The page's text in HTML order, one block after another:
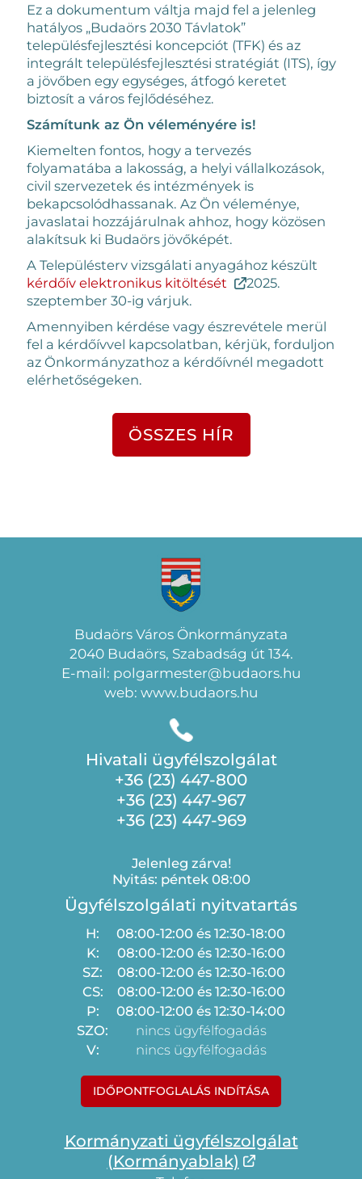
Ez a dokumentum váltja majd fel a jelenleg
hatályos „Budaörs 2030 Távlatok”
településfejlesztési koncepciót (TFK) és az
integrált településfejlesztési stratégiát (ITS), így
a jövőben egy egységes, átfogó keretet
biztosít a város fejlődéséhez.
Számítunk az Ön véleményére is!
Kiemelten fontos, hogy a tervezés
folyamatába a lakosság, a helyi vállalkozások,
civil szervezetek és intézmények is
bekapcsolódhassanak. Az Ön véleménye,
javaslatai hozzájárulnak ahhoz, hogy közösen
alakítsuk ki Budaörs jövőképét.
A Településterv vizsgálati anyagához készült
kérdőív elektronikus kitöltését
2025.
szeptember 30-ig várjuk.
Amennyiben kérdése vagy észrevétele merül
fel a kérdőívvel kapcsolatban, kérjük, forduljon
az Önkormányzathoz a kérdőívnél megadott
elérhetőségeken.
ÖSSZES HÍR
Budaörs Város Önkormányzata
2040 Budaörs, Szabadság út 134.
E-mail: polgarmester@budaors.hu
web: www.budaors.hu
Hivatali ügyfélszolgálat
+36 (23) 447-800
+36 (23) 447-967
+36 (23) 447-969
Jelenleg zárva!
Nyitás: péntek 08:00
Ügyfélszolgálati nyitvatartás
H:
08:00-12:00 és 12:30-18:00
K:
08:00-12:00 és 12:30-16:00
SZ:
08:00-12:00 és 12:30-16:00
CS:
08:00-12:00 és 12:30-16:00
P:
08:00-12:00 és 12:30-14:00
SZO:
nincs ügyfélfogadás
V:
nincs ügyfélfogadás
IDŐPONTFOGLALÁS INDÍTÁSA
Kormányzati ügyfélszolgálat
(Kormányablak)